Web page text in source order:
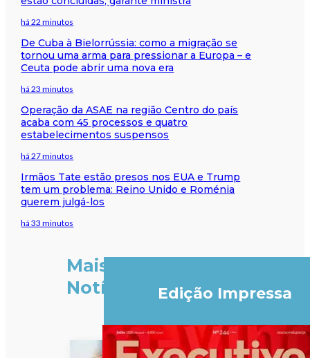
há 22 minutos
De Cuba à Bielorrússia: como a migração se
tornou uma arma para pressionar a Europa – e
Ceuta pode abrir uma nova era
há 23 minutos
Operação da ASAE na região Centro do país
acaba com 45 processos e quatro
estabelecimentos suspensos
há 27 minutos
Irmãos Tate estão presos nos EUA e Trump
tem um problema: Reino Unido e Roménia
querem julgá-los
há 33 minutos
Mais
Notícias
Edição Impressa